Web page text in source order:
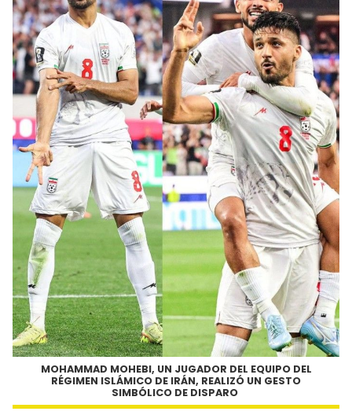
MOHAMMAD MOHEBI, UN JUGADOR DEL EQUIPO DEL
RÉGIMEN ISLÁMICO DE IRÁN, REALIZÓ UN GESTO
SIMBÓLICO DE DISPARO